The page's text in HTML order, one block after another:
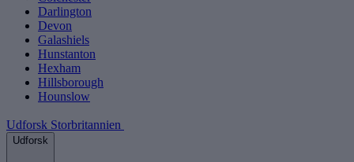
Darlington
Devon
Galashiels
Hunstanton
Hexham
Hillsborough
Hounslow
Udforsk Storbritannien
Udforsk